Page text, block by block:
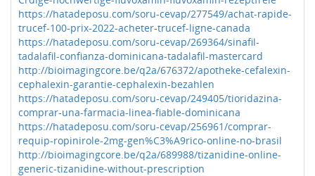
https://hatadeposu.com/soru-cevap/277549/achat-rapide-
trucef-100-prix-2022-acheter-trucef-ligne-canada
https://hatadeposu.com/soru-cevap/269364/sinafil-
tadalafil-confianza-dominicana-tadalafil-mastercard
http://bioimagingcore.be/q2a/676372/apotheke-cefalexin-
cephalexin-garantie-cephalexin-bezahlen
https://hatadeposu.com/soru-cevap/249405/tioridazina-
comprar-una-farmacia-linea-fiable-dominicana
https://hatadeposu.com/soru-cevap/256961/comprar-
requip-ropinirole-2mg-gen%C3%A9rico-online-no-brasil
http://bioimagingcore.be/q2a/689988/tizanidine-online-
generic-tizanidine-without-prescription